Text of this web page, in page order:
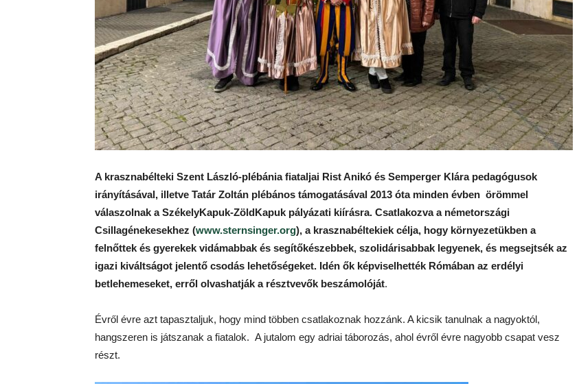
A krasznabélteki Szent László-plébánia fiataljai Rist Anikó és Semperger Klára pedagógusok
irányításával, illetve Tatár Zoltán plébános támogatásával 2013 óta minden évben örömmel
válaszolnak a SzékelyKapuk-ZöldKapuk pályázati kiírásra. Csatlakozva a németországi
Csillagénekesekhez (www.sternsinger.org), a krasznabéltekiek célja, hogy környezetükben a
felnőttek és gyerekek vidámabbak és segítőkészebbek, szolidárisabbak legyenek, és megsejtsék az
igazi kiváltságot jelentő csodás lehetőségeket. Idén ők képviselhették Rómában az erdélyi
betlehemeseket, erről olvashatják a résztvevők beszámolóját.
Évről évre azt tapasztaljuk, hogy mind többen csatlakoznak hozzánk. A kicsik tanulnak a nagyoktól,
hangszeren is játszanak a fiatalok. A jutalom egy adriai táborozás, ahol évről évre nagyobb csapat vesz
részt.